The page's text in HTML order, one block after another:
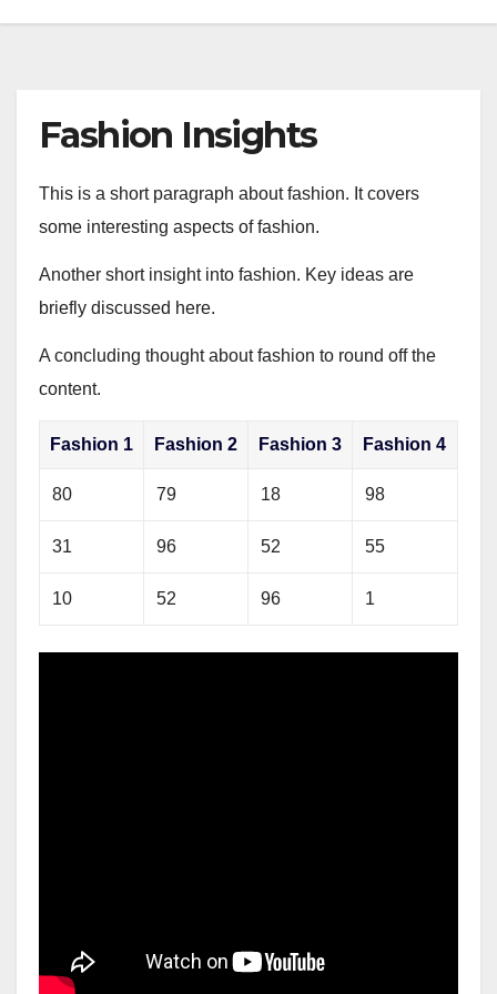
Fashion Insights
This is a short paragraph about fashion. It covers
some interesting aspects of fashion.
Another short insight into fashion. Key ideas are
briefly discussed here.
A concluding thought about fashion to round off the
content.
Fashion 1 Fashion 2 Fashion 3 Fashion 4
80 79 18 98
31 96 52 55
10 52 96 1